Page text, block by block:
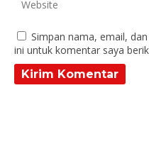
Simpan nama, email,
ini untuk komentar saya